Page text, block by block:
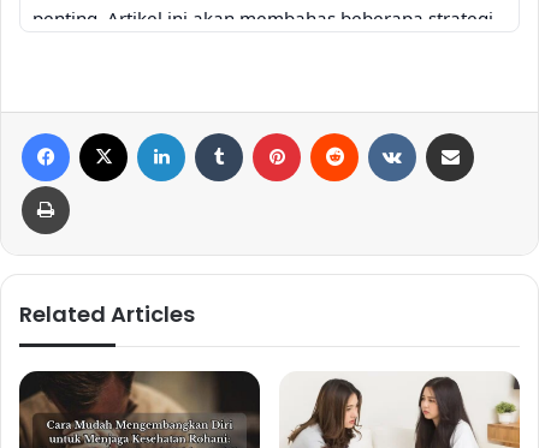
penting. Artikel ini akan membahas beberapa strategi
fondasi spiritual yang kuat untuk keluarga yang lebih
bahagia dan harmonis.
Komunikasi Terbuka:
Jembatan Menuju
Kesehatan Rohani Keluarga
Komunikasi yang efektif dan terbuka adalah kunci
utama dalam menjaga kesehatan rohani keluarga.
Saling mendengarkan dengan penuh perhatian, tanpa
menghakimi, merupakan langkah awal yang krusial.
Setiap anggota keluarga perlu merasa aman dan
Related Articles